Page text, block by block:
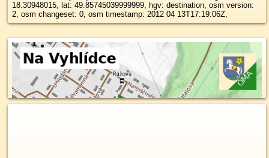
18.30948015, lat: 49.85745039999999, hgv: destination, osm version:
2, osm changeset: 0, osm timestamp: 2012 04 13T17:19:06Z,